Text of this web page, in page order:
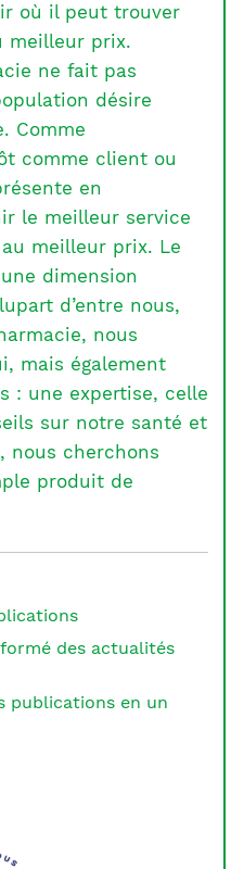
où il peut trouver
meilleur prix.
ne fait pas
désire
Comme
comme client ou
en
le meilleur service
meilleur prix. Le
dimension
d’entre nous,
nous
mais également
: une expertise, celle
sur notre santé et
nous cherchons
produit de
des actualités
publications en un